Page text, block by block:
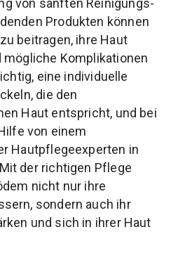
von sanften Reinigungs-
Produkten können
beitragen, ihre Haut
Komplikationen
eine individuelle
die den
Haut entspricht, und bei
von einem
Hautpflegeexperten in
der richtigen Pflege
nicht nur ihre
sondern auch ihr
und sich in ihrer Haut